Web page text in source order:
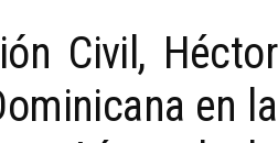
Civil, Héctor
en la